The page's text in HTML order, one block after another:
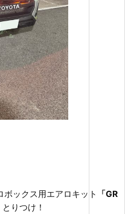
ックス用エアロキット
「GR
とりつけ！